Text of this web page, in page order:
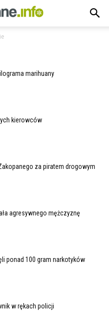
marihuany
kierowców
za piratem drogowym
agresywnego mężczyznę
ponad 100 gram narkotyków
w rękach policji